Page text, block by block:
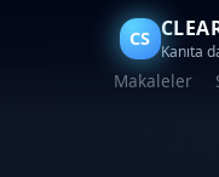
CS
Kanıta
Makaleler